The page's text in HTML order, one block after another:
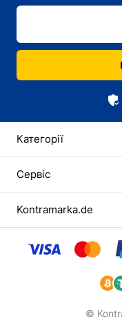
Категорії
Сервіс
Kontramarka.de
©